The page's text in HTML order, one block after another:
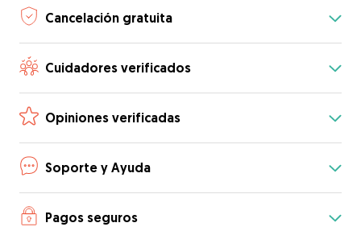
Cancelación gratuita
Cuidadores verificados
Opiniones verificadas
Soporte y Ayuda
Pagos seguros